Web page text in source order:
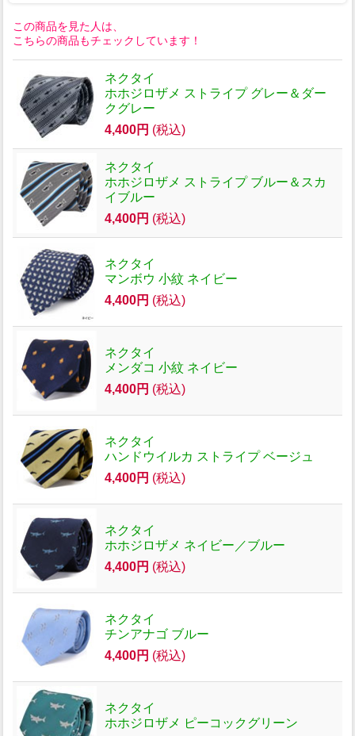
この商品を見た人は、
こちらの商品もチェックしています！
ネクタイ
ホホジロザメ ストライプ グレー＆ダー
クグレー
4,400円 (税込)
ネクタイ
ホホジロザメ ストライプ ブルー＆スカ
イブルー
4,400円 (税込)
ネクタイ
マンボウ 小紋 ネイビー
4,400円 (税込)
ネクタイ
メンダコ 小紋 ネイビー
4,400円 (税込)
ネクタイ
ハンドウイルカ ストライプ ベージュ
4,400円 (税込)
ネクタイ
ホホジロザメ ネイビー／ブルー
4,400円 (税込)
ネクタイ
チンアナゴ ブルー
4,400円 (税込)
ネクタイ
ホホジロザメ ピーコックグリーン